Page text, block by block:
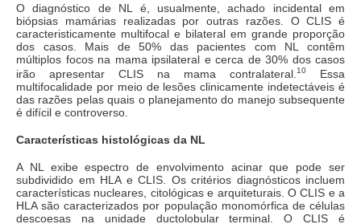
O diagnóstico de NL é, usualmente, achado incidental em
biópsias mamárias realizadas por outras razões. O CLIS é
caracteristicamente multifocal e bilateral em grande proporção
dos casos. Mais de 50% das pacientes com NL contêm
múltiplos focos na mama ipsilateral e cerca de 30% dos casos
irão apresentar CLIS na mama contralateral. 10
Essa
multifocalidade por meio de lesões clinicamente indetectáveis é
das razões pelas quais o planejamento do manejo subsequente
é difícil e controverso.
Características histológicas da NL
A NL exibe espectro de envolvimento acinar que pode ser
subdividido em HLA e CLIS. Os critérios diagnósticos incluem
características nucleares, citológicas e arquiteturais. O CLIS e a
HLA são caracterizados por população monomórfica de células
descoesas na unidade ductolobular terminal. O CLIS é